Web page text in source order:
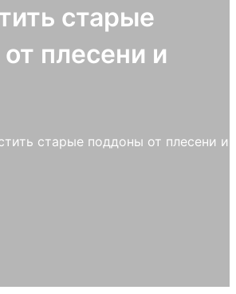
старые
плесени и
старые поддоны от плесени и